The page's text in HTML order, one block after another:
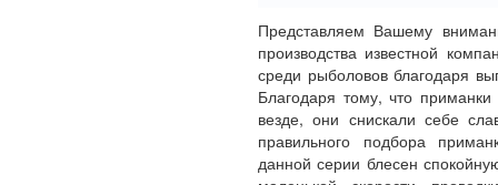
Представляем Вашему
производства известной
среди рыболовов благодаря
Благодаря тому, что
везде, они снискали себе
правильного подбора
данной серии блесен